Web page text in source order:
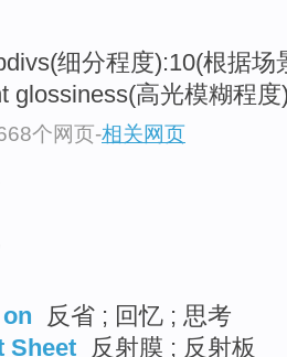
细分程度):10(根据
glossiness(高光模糊程
个网页-相关网页
反省 ; 回忆 ; 思考
Sheet
反射膜 ; 反射板